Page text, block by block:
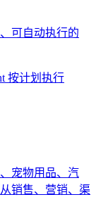
可自动执行的
按计划执行
宠物用品、汽
销售、营销、渠